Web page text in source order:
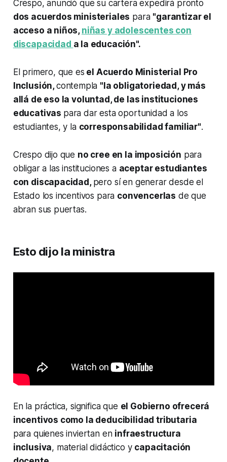
Crespo, anunció que su cartera expedirá pronto
dos acuerdos ministeriales para "garantizar el
acceso a niños, niñas y adolescentes con
discapacidad a la educación".
El primero, que es el Acuerdo Ministerial Pro
Inclusión,contempla "la obligatoriedad, y más
allá de eso la voluntad, de las instituciones
educativas para dar esta oportunidad a los
estudiantes, y la corresponsabilidad familiar".
Crespo dijo que no cree en la imposición para
obligar a las instituciones a aceptar estudiantes
con discapacidad, pero sí en generar desde el
Estado los incentivos para convencerlas de que
abran sus puertas.
Esto dijo la ministra
En la práctica, significa que el Gobierno ofrecerá
incentivos como la deducibilidad tributaria
para quienes inviertan en infraestructura
inclusiva, material didáctico y capacitación